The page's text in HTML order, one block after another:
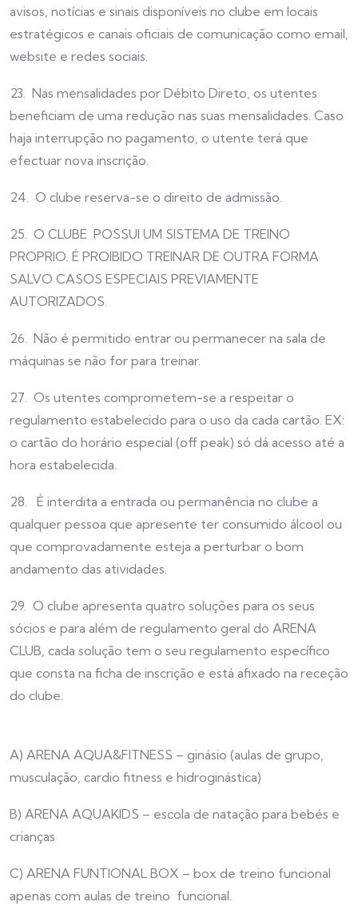
avisos, notícias e sinais disponíveis no clube em locais
estratégicos e canais oficiais de comunicação como email,
website e redes sociais.
23. Nas mensalidades por Débito Direto, os utentes
beneficiam de uma redução nas suas mensalidades. Caso
haja interrupção no pagamento, o utente terá que
efectuar nova inscrição.
24. O clube reserva-se o direito de admissão.
25. O CLUBE POSSUI UM SISTEMA DE TREINO
PROPRIO. É PROIBIDO TREINAR DE OUTRA FORMA
SALVO CASOS ESPECIAIS PREVIAMENTE
AUTORIZADOS.
26. Não é permitido entrar ou permanecer na sala de
máquinas se não for para treinar.
27. Os utentes comprometem-se a respeitar o
regulamento estabelecido para o uso da cada cartão. EX:
o cartão do horário especial (off peak) só dá acesso até a
hora estabelecida.
28. É interdita a entrada ou permanência no clube a
qualquer pessoa que apresente ter consumido álcool ou
que comprovadamente esteja a perturbar o bom
andamento das atividades.
29. O clube apresenta quatro soluções para os seus
sócios e para além de regulamento geral do ARENA
CLUB, cada solução tem o seu regulamento específico
que consta na ficha de inscrição e está afixado na receção
do clube.
A) ARENA AQUA&FITNESS – ginásio (aulas de grupo,
musculação, cardio fitness e hidroginástica)
B) ARENA AQUAKIDS – escola de natação para bebés e
crianças
C) ARENA FUNTIONAL BOX – box de treino funcional
apenas com aulas de treino funcional.